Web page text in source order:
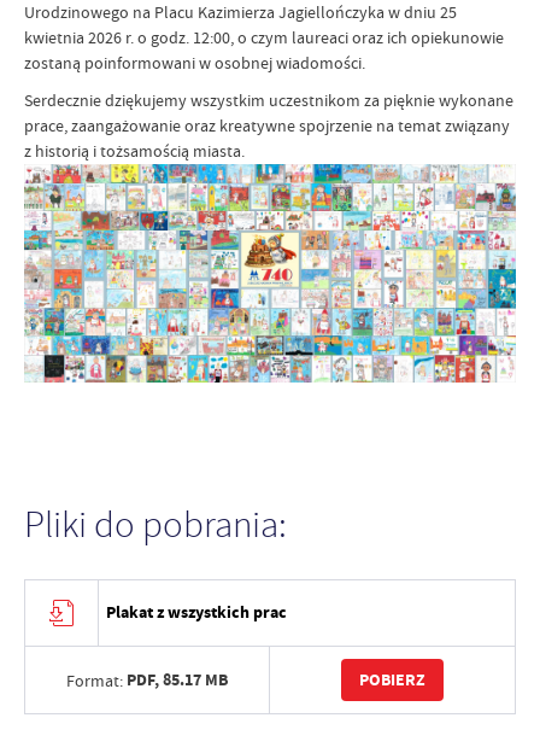
Urodzinowego na Placu Kazimierza Jagiellończyka w dniu 25
kwietnia 2026 r. o godz. 12:00, o czym laureaci oraz ich opiekunowie
zostaną poinformowani w osobnej wiadomości.
Serdecznie dziękujemy wszystkim uczestnikom za pięknie wykonane
prace, zaangażowanie oraz kreatywne spojrzenie na temat związany
z historią i tożsamością miasta.
Pliki do pobrania:
Plakat z wszystkich prac
Format: PDF,85.17 MB POBIERZ